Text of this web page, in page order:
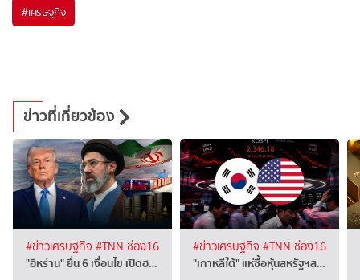
#เศรษฐกิจ
ข่าวที่เกี่ยวข้อง
#ข่าวเศรษฐกิจ #TNN ช่อง16
"อิหร่าน" ยื่น 6 เงื่อนไข เปิดฮ…
#ข่าวเศรษฐกิจ #TNN ช่อง16
"เกาหลีใต้" แห่ซื้อหุ้นสหรัฐฯส…